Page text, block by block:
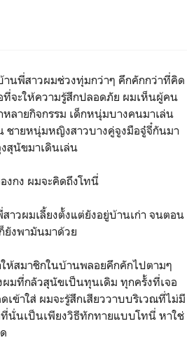
านพี่สาวผมช่วงทุ่มกว่าๆ คึกคักกว่าที่คิด
จะให้ความรู้สึกปลอดภัย ผมเห็นผู้คน
ลายกิจกรรม เด็กหนุ่มบางคนมาเล่น
ชายหนุ่มหญิงสาวบางคู่จูงมือจู๋จี๋กันมา
สุนัขมาเดินเล่น
กง ผมจะคิดถึงโทนี่
วผมเลี้ยงตั้งแต่ยังอยู่บ้านเก่า จนตอน
ยังพามันมาด้วย
ห้สมาชิกในบ้านพลอยคึกคักไปตามๆ
ผมที่กลัวสุนัขเป็นทุนเดิม ทุกครั้งที่เจอ
เข้าใส่ ผมจะรู้สึกเสียววาบบริเวณที่ไม่มี
นั่นเป็นเพียงวิธีทักทายแบบโทนี่ หาใช่